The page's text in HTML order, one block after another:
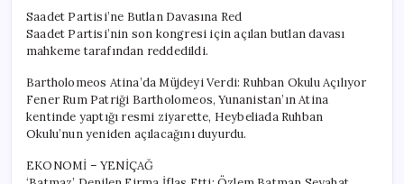
Saadet Partisi’ne Butlan Davasına Red
Saadet Partisi’nin son kongresi için açılan butlan davası
mahkeme tarafından reddedildi.
Bartholomeos Atina’da Müjdeyi Verdi: Ruhban Okulu Açılıyor
Fener Rum Patriği Bartholomeos, Yunanistan’ın Atina
kentinde yaptığı resmi ziyarette, Heybeliada Ruhban
Okulu’nun yeniden açılacağını duyurdu.
EKONOMİ – YENİÇAĞ